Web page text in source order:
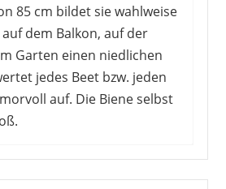
85 cm bildet sie wahlweise
dem Balkon, auf der
Garten einen niedlichen
jedes Beet bzw. jeden
auf. Die Biene selbst
die schöne Verarbeitung
sind sehr zufrieden mit